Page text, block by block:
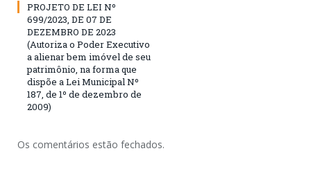
PROJETO DE LEI Nº
699/2023, DE 07 DE
DEZEMBRO DE 2023
(Autoriza o Poder Executivo
a alienar bem imóvel de seu
patrimônio, na forma que
dispõe a Lei Municipal Nº
187, de 1º de dezembro de
2009)
Os comentários estão fechados.